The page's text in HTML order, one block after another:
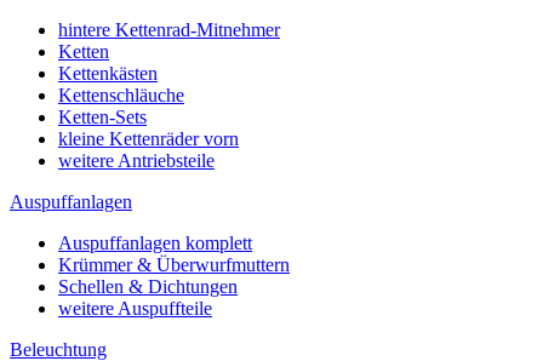
hintere Kettenrad-Mitnehmer
Ketten
Kettenkästen
Kettenschläuche
Ketten-Sets
kleine Kettenräder vorn
weitere Antriebsteile
Auspuffanlagen
Auspuffanlagen komplett
Krümmer & Überwurfmuttern
Schellen & Dichtungen
weitere Auspuffteile
Beleuchtung